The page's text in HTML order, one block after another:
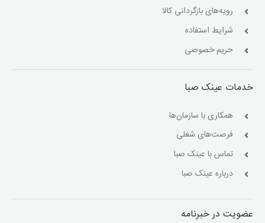
رویه‌های بازگردانی کالا
شرایط استفاده
حریم خصوصی
خدمات عینک صبا
همکاری با سازمان‌ها
فرصت‌های شغلی
تماس با عینک صبا
درباره عینک صبا
عضویت در خبرنامه